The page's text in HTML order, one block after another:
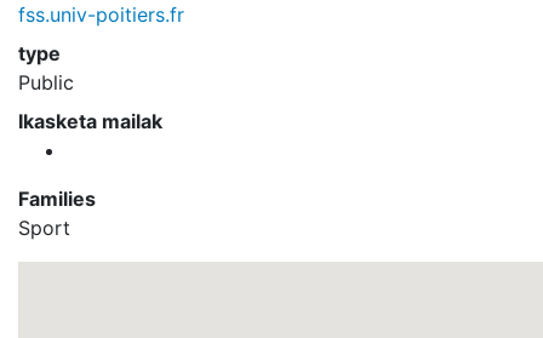
fss.univ-poitiers.fr
type
Public
Ikasketa mailak
Families
Sport